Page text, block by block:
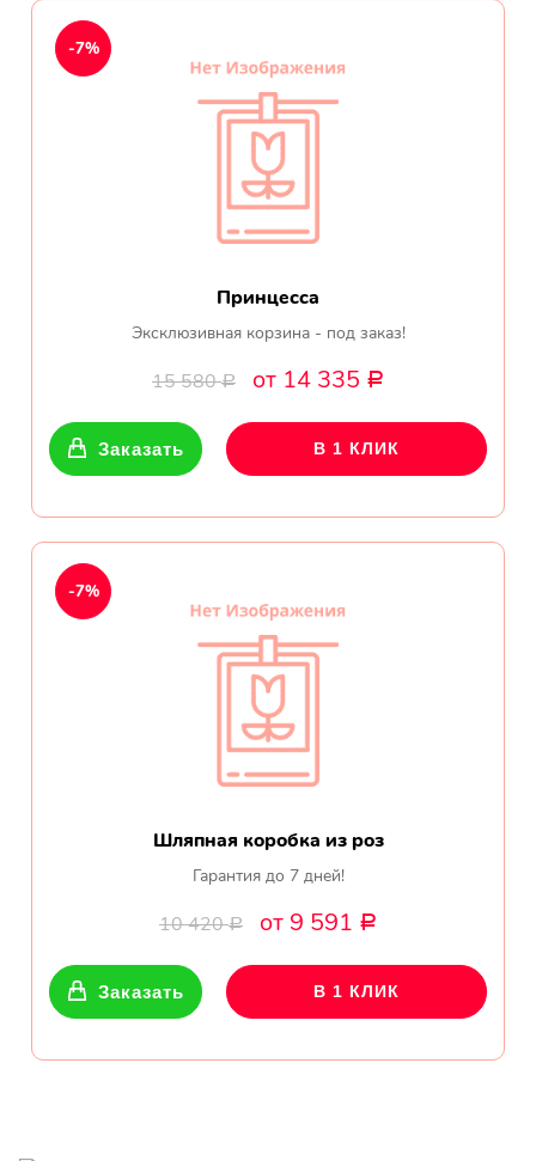
Принцесса
Эксклюзивная корзина - под заказ!
15 580Р от 14 335 Р
-7%
Заказать В 1 КЛИК
Шляпная коробка из роз
Гарантия до 7 дней!
10 420Р от 9 591 Р
-7%
Заказать В 1 КЛИК